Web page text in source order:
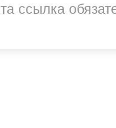
ссылка